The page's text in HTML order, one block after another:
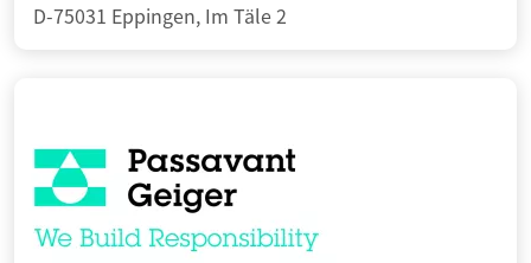
D-75031 Eppingen, Im Täle 2